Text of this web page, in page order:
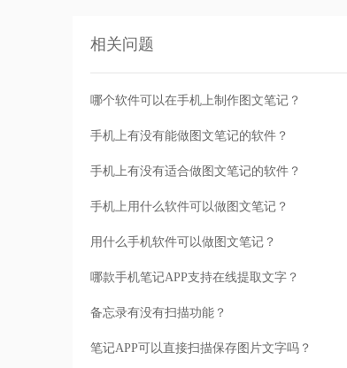
相关问题
哪个软件可以在手机上制作图文笔记？
手机上有没有能做图文笔记的软件？
手机上有没有适合做图文笔记的软件？
手机上用什么软件可以做图文笔记？
用什么手机软件可以做图文笔记？
哪款手机笔记APP支持在线提取文字？
备忘录有没有扫描功能？
笔记APP可以直接扫描保存图片文字吗？